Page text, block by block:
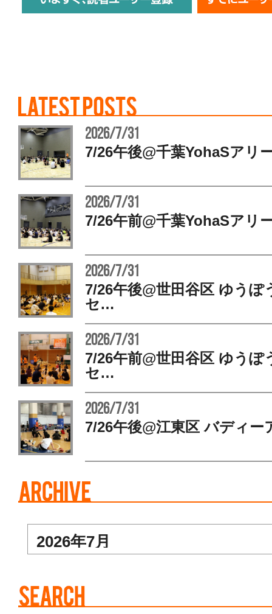
2026/7/31
7/26午後@千葉YohaSア
2026/7/31
7/26午前@千葉YohaSア
2026/7/31
7/26午後@世田谷区 ゆうぽ
セ…
2026/7/31
7/26午前@世田谷区 ゆうぽ
セ…
2026/7/31
7/26午後@江東区 バディ